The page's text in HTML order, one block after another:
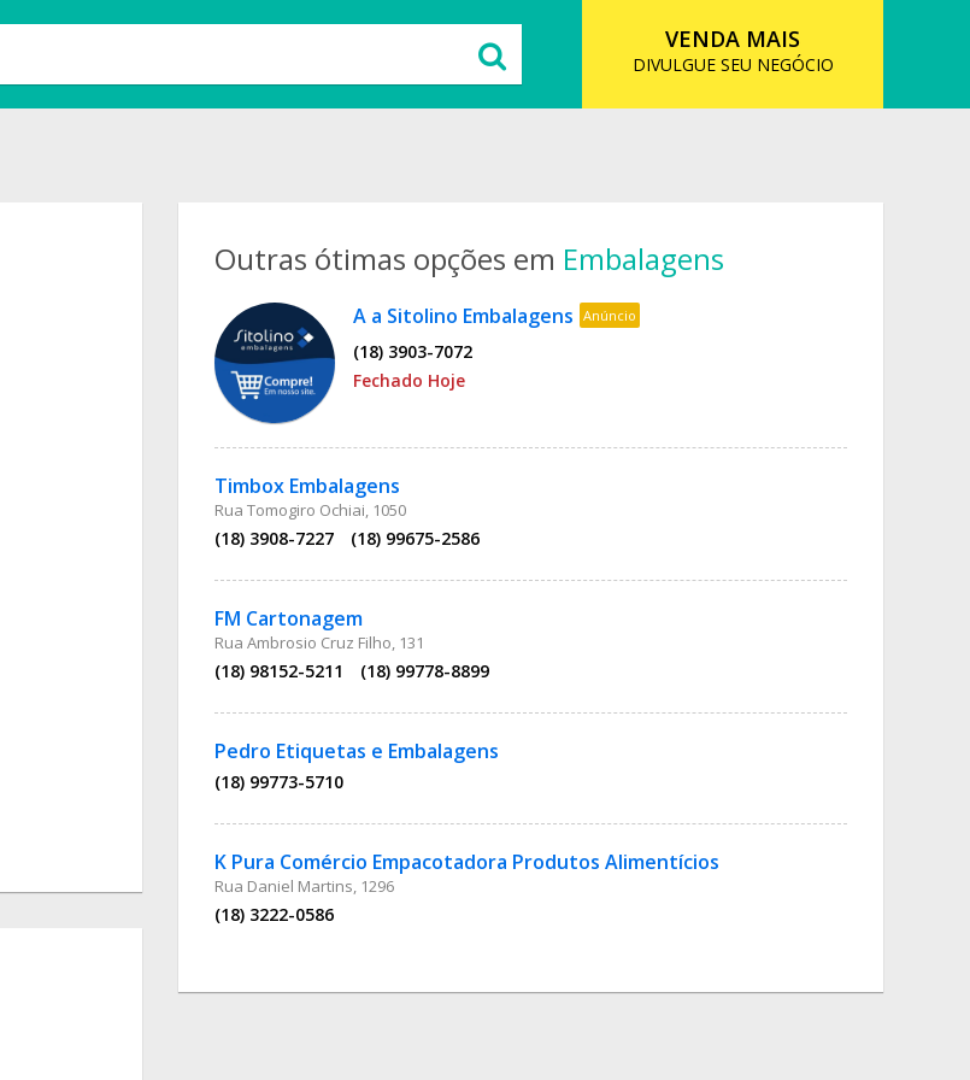
VENDA MAIS
DIVULGUE SEU NEGÓCIO
Outras ótimas opções em Embalagens
A a Sitolino Embalagens Anúncio
(18) 3903-7072
Fechado Hoje
Timbox Embalagens
Rua Tomogiro Ochiai, 1050
(18) 3908-7227 (18) 99675-2586
FM Cartonagem
Rua Ambrosio Cruz Filho, 131
(18) 98152-5211 (18) 99778-8899
Pedro Etiquetas e Embalagens
(18) 99773-5710
K Pura Comércio Empacotadora Produtos Alimentícios
Rua Daniel Martins, 1296
(18) 3222-0586